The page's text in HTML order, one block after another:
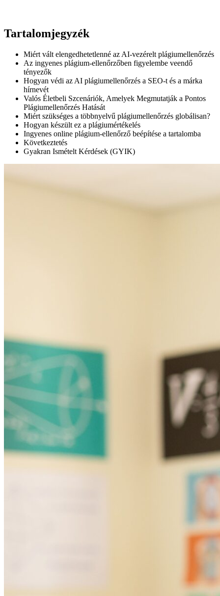
Tartalomjegyzék
Miért vált elengedhetetlenné az AI-vezérelt plágiumellenőrzés
Az ingyenes plágium-ellenőrzőben figyelembe veendő
tényezők
Hogyan védi az AI plágiumellenőrzés a SEO-t és a márka
hírnevét
Valós Életbeli Szcenáriók, Amelyek Megmutatják a Pontos
Plágiumellenőrzés Hatását
Miért szükséges a többnyelvű plágiumellenőrzés globálisan?
Hogyan készült ez a plágiumértékelés
Ingyenes online plágium-ellenőrző beépítése a tartalomba
Következtetés
Gyakran Ismételt Kérdések (GYIK)